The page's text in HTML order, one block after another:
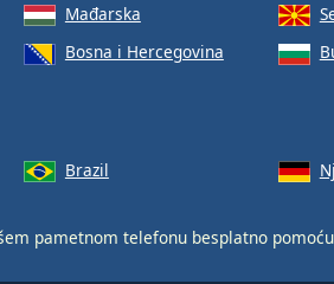
Mađarska
Bosna i Hercegovina
Brazil
pametnom telefonu besplatno pomoću